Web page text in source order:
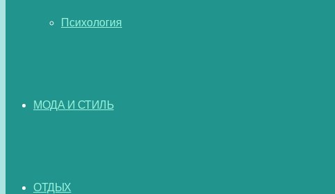
Психология
МОДА И СТИЛЬ
ОТДЫХ